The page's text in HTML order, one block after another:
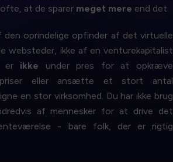
at de sparer meget mere end det.
den oprindelige opfinder af det virtuelle
websteder, ikke af en venturekapitalist
er ikke under pres for at opkræve
priser eller ansætte et stort antal
en stor virksomhed. Du har ikke brug
af mennesker for at drive det
- bare folk, der er rigtig